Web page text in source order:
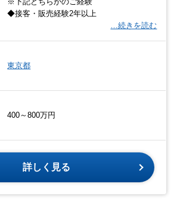
◆接客・販売経験2年以上
…続きを読む
東京都
400～800万円
詳しく見る